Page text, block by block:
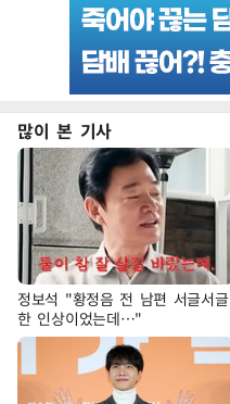
많이 본 기사
정보석 "황정음 전 남편 서글서글
한 인상이었는데…"